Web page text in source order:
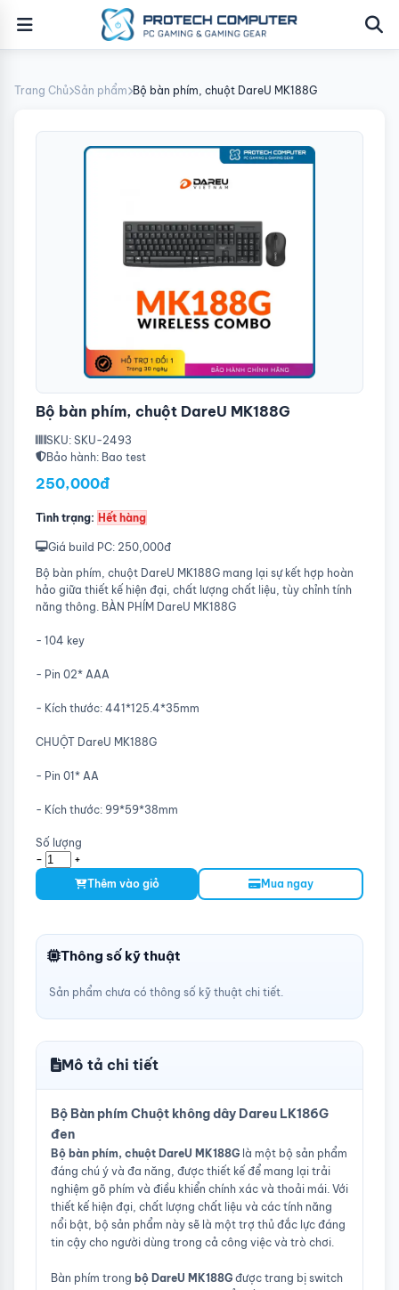
Trang Chủ Sản phẩm Bộ bàn phím, chuột DareU MK188G
Bộ bàn phím, chuột DareU MK188G
SKU: SKU-2493
Bảo hành: Bao test
250,000đ
Tình trạng: Hết hàng
Giá build PC: 250,000đ
Bộ bàn phím, chuột DareU MK188G mang lại sự kết hợp hoàn
hảo giữa thiết kế hiện đại, chất lượng chất liệu, tùy chỉnh tính
năng thông. BÀN PHÍM DareU MK188G
- 104 key
- Pin 02* AAA
- Kích thước: 441*125.4*35mm
CHUỘT DareU MK188G
- Pin 01* AA
- Kích thước: 99*59*38mm
Số lượng
- +
Thêm vào giỏ Mua ngay
Thông số kỹ thuật
Sản phẩm chưa có thông số kỹ thuật chi tiết.
Mô tả chi tiết
Bộ Bàn phím Chuột không dây Dareu LK186G
đen
Bộ bàn phím, chuột DareU MK188G là một bộ sản phẩm
đáng chú ý và đa năng, được thiết kế để mang lại trải
nghiệm gõ phím và điều khiển chính xác và thoải mái. Với
thiết kế hiện đại, chất lượng chất liệu và các tính năng
nổi bật, bộ sản phẩm này sẽ là một trợ thủ đắc lực đáng
tin cậy cho người dùng trong cả công việc và trò chơi.
Bàn phím trong bộ DareU MK188G được trang bị switch